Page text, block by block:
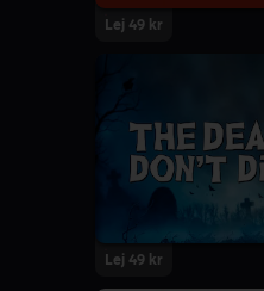
Lej 49 kr
Lej 49 kr